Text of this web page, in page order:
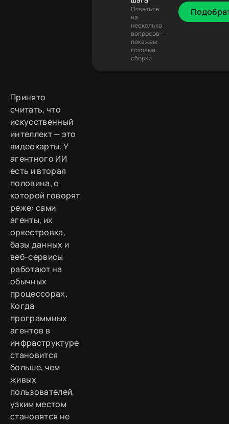
Ответьте
на
несколько
вопросов —
покажем
готовые
сборки
Принято
считать, что
искусственный
интеллект — это
видеокарты. У
агентного ИИ
есть и вторая
половина, о
которой говорят
реже: сами
агенты, их
оркестровка,
базы данных и
веб-сервисы
работают на
обычных
процессорах.
Когда
программных
агентов в
инфраструктуре
становится
больше, чем
живых
пользователей,
узким местом
становятся не